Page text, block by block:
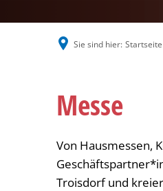
Sie sind hier: Startseite
Messe
Von Hausmessen,
Troisdorf und